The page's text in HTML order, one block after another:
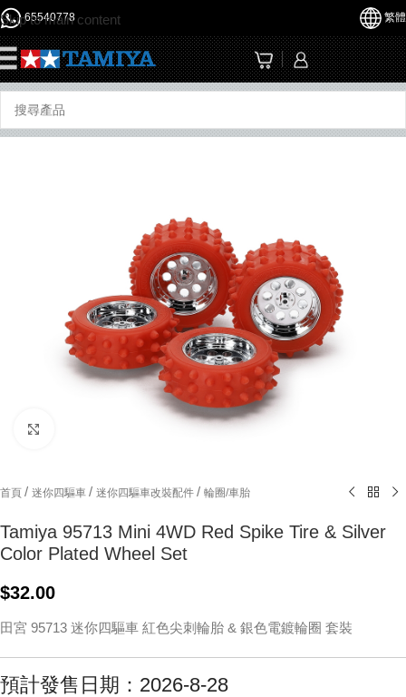
Skip to main content
65540778 繁體
首頁 / 迷你四驅車 / 迷你四驅車改裝配件 / 輪圈/車胎
Tamiya 95713 Mini 4WD Red Spike Tire & Silver
Color Plated Wheel Set
$32.00
田宮 95713 迷你四驅車 紅色尖刺輪胎 & 銀色電鍍輪圈 套裝
預計發售日期：2026-8-28